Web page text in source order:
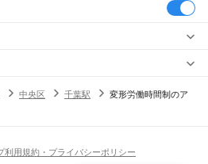
市流山市八千代市我孫子市鴨川市鎌ケ谷市
中央区 千葉駅
変形労働時間制のア
利用規約・プライバシーポリシー